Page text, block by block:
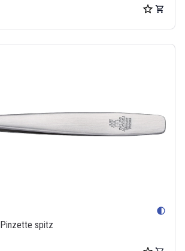
contrast
Pinzette spitz